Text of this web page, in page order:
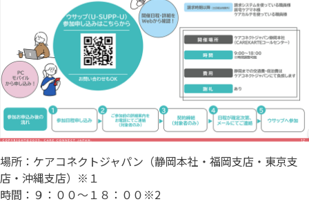
場所：ケアコネクトジャパン（静岡本社・福岡支店・東京支
店・沖縄支店）※１
時間：９：００～１８：００※2